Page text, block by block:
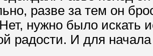
разве за тем он
нужно было искать
радости. И для